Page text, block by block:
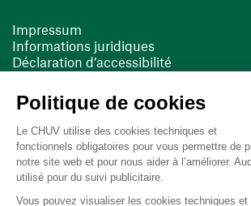
Impressum
Informations juridiques
Déclaration d’accessibilité
Cookies
(ouvre une nouvelle fenêtre)